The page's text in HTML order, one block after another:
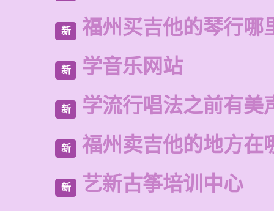
新 福州买吉他的琴行哪
新 学音乐网站
新 学流行唱法之前有美
新 福州卖吉他的地方在
新 艺新古筝培训中心